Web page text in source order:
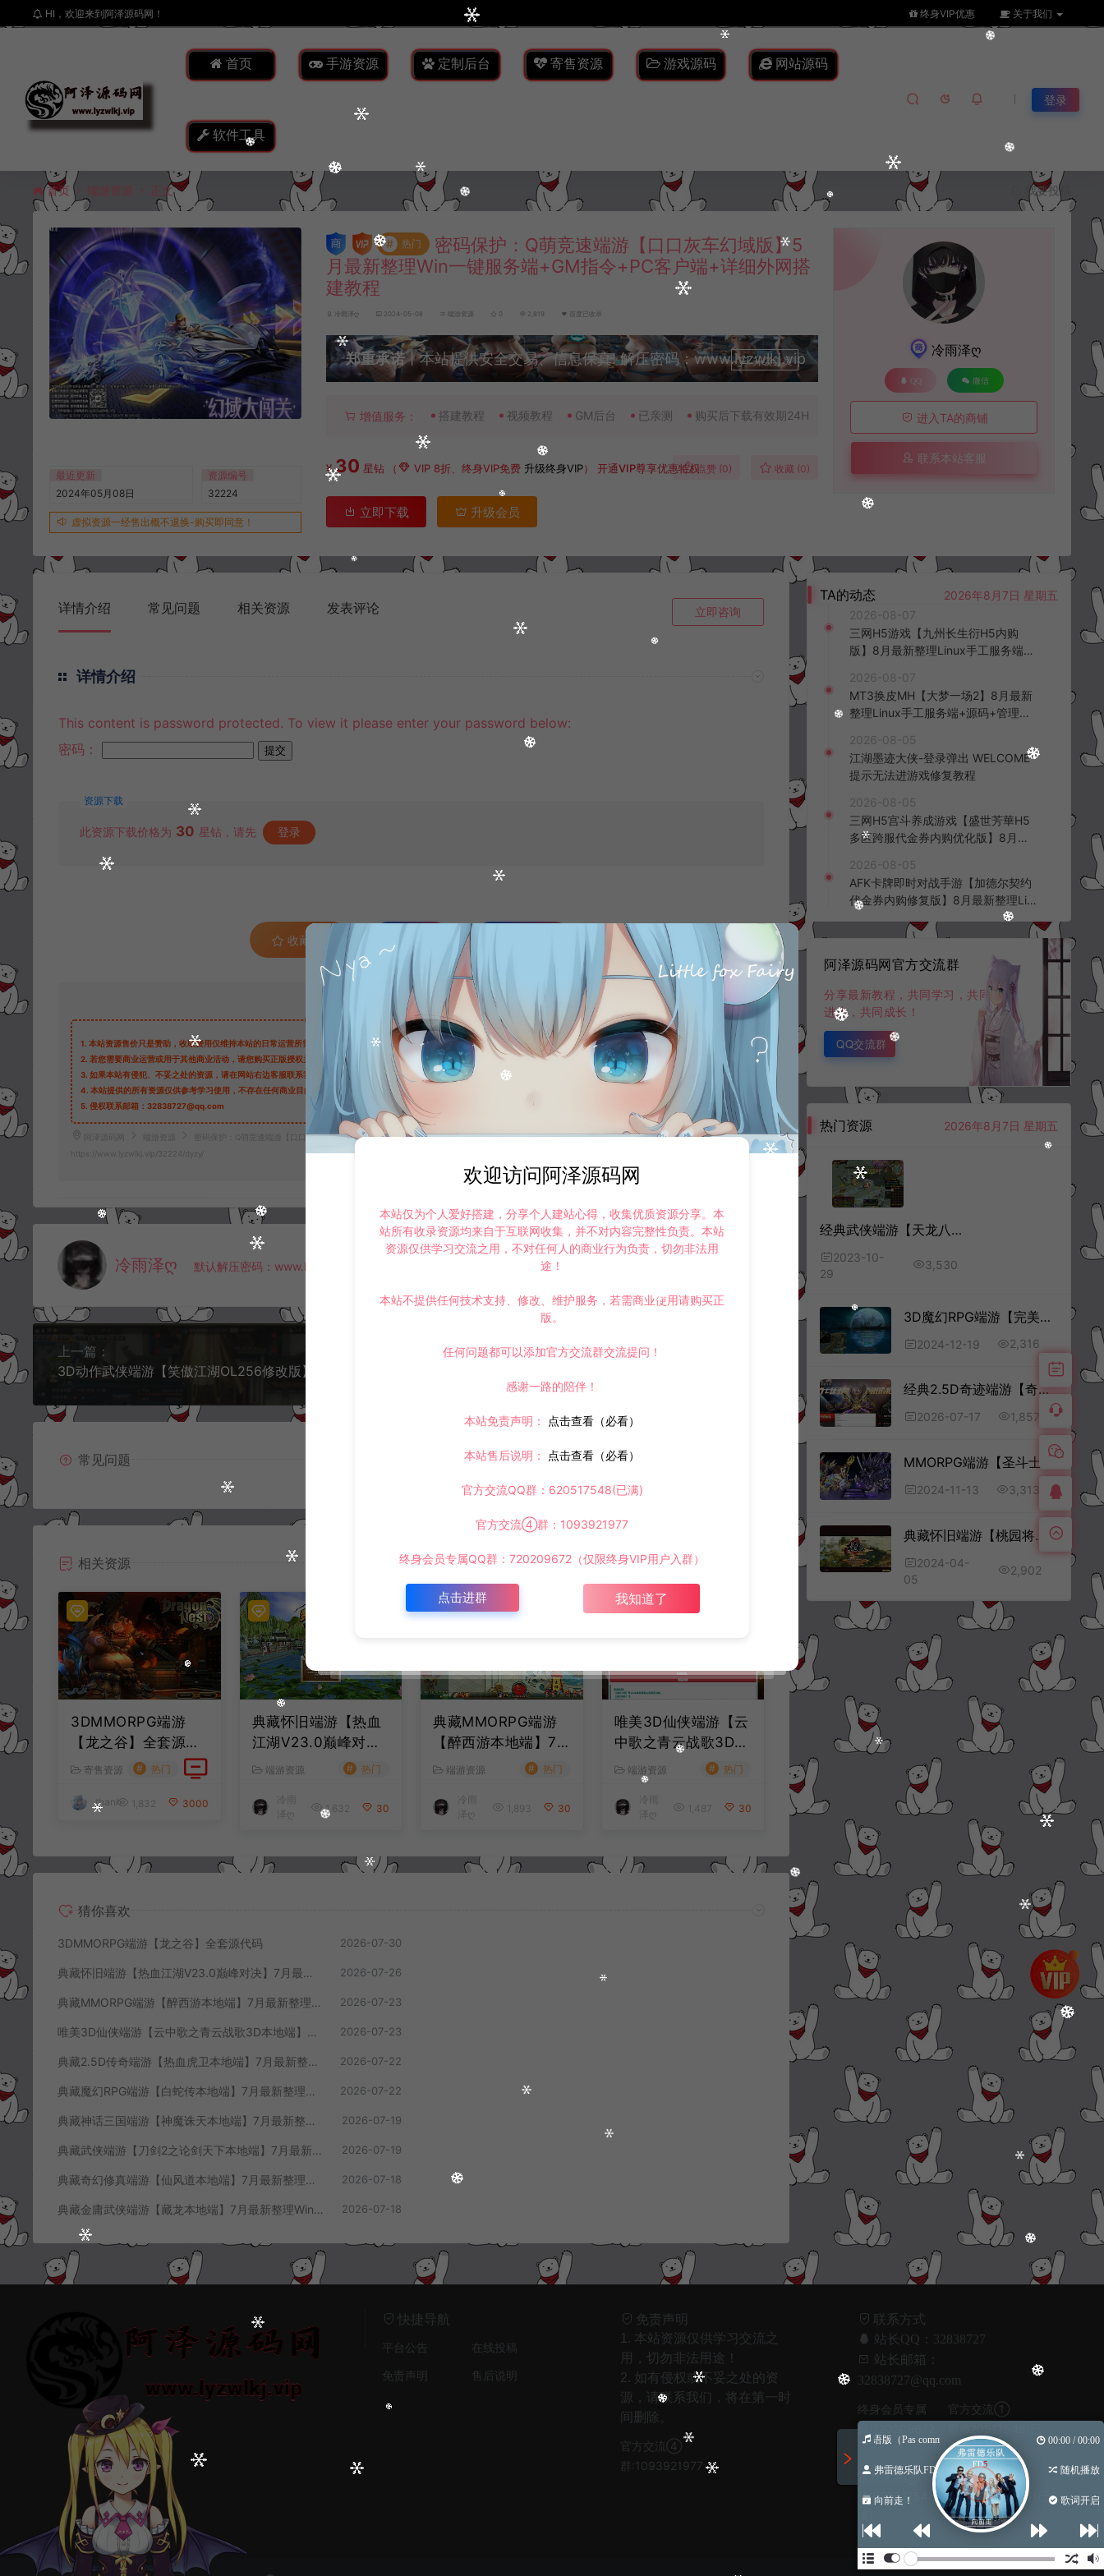
HI，欢迎来到阿泽源码网！ 终身VIP优惠 关于我们
首页 手游资源 定制后台 寄售资源 游戏源码 网站源码
软件工具
登录
首页 端游资源 正文 我要投稿
最近更新
2024年05月08日
资源编号
32224
虚拟资源一经售出概不退换-购买即同意！
# 热门
密码保护：Q萌竞速端游【口口灰车幻域版】5
月最新整理Win一键服务端+GM指令+PC客户端+详细外网搭
建教程
冷雨泽ღ 2024-05-08 端游资源 0 2,819 百度已收录
郑重承诺丨本站提供安全交易、信息保真! 解压密码：www.lyzwlkj.vip
升级会员
增值服务： 搭建教程 视频教程 GM后台 已亲测 购买后下载有效期24H
¥ 30 星钻 （ VIP 8折、终身VIP免费 升级终身VIP）开通VIP尊享优惠特权点赞 (0) 收藏 (0)
立即下载 升级会员
冷雨泽ღ
QQ 微信
进入TA的商铺
联系本站客服
详情介绍 常见问题 相关资源 发表评论 立即咨询
详情介绍
This content is password protected. To view it please enter your password below:
密码：
资源下载
此资源下载价格为 30 星钻，请先 登录
收藏 (0)
©版权免责声明
1. 本站资源售价只是赞助，收取费用仅维持本站的日常运营所需。
2. 若您需要商业运营或用于其他商业活动，请您购买正版授权并合法使用。
3. 如果本站有侵犯、不妥之处的资源，请在网站右边客服联系我们。将会第一时间解决！
4. 本站提供的所有资源仅供参考学习使用，不存在任何商业目的与商业用途，请大家不要用于商用！
5. 侵权联系邮箱：32838727@qq.com
阿泽源码网 端游资源
密码保护：Q萌竞速端游【口口灰车幻域版】5月最新整理Win一键服务端+GM指令+PC客户端+详细外网搭建教程
https://www.lyzwlkj.vip/32224/dyzy/
冷雨泽ღ 默认解压密码：www.lyzwlkj.vip
上一篇：
下一篇：
常见问题
相关资源
3DMMORPG端游
【龙之谷】全套源代
码寄售资源 # 热门
thanh 1,832 3000
典藏怀旧端游【热血
江湖V23.0巅峰对
决】7月最新整理Win
+百宝阁+在线GM工
端游资源 # 热门
泽ღ
1,632 30
典藏MMORPG端游
【醉西游本地端】7
月最新整理Win一键
+PC客户端+详细搭
端游资源 # 热门
泽ღ
1,893 30
唯美3D仙侠端游【云
中歌之青云战歌3D本
地端】7月最新整理W
in一键服务端+GM工
具+PC客户端+详细
端游资源 # 热门
泽ღ
1,487 30
猜你喜欢
3DMMORPG端游【龙之谷】全套源代码 2026-07-30
典藏怀旧端游【热血江湖V23.0巅峰对决】7月最新整理Win一键服务端+GS源码+百宝阁+在线GM工具+PC客户端+详细搭建教程 2026-07-26
典藏MMORPG端游【醉西游本地端】7月最新整理Win一键服务端+GM授权后台+PC客户端+详细搭建教程 2026-07-23
唯美3D仙侠端游【云中歌之青云战歌3D本地端】7月最新整理Win一键服务端+GM工具+PC客户端+详细搭建教程 2026-07-23
典藏2.5D传奇端游【热血虎卫本地端】7月最新整理Win一键服务端+充值教程+PC客户端+详细搭建教程 2026-07-22
典藏魔幻RPG端游【白蛇传本地端】7月最新整理Win一键服务端+GM工具+PC客户端+详细搭建教程 2026-07-22
典藏神话三国端游【神魔诛天本地端】7月最新整理Win一键服务端+充值教程+PC客户端+详细搭建教程 2026-07-19
典藏武侠端游【刀剑2之论剑天下本地端】7月最新整理Win一键服务端+GM工具+PC客户端+详细搭建教程 2026-07-19
典藏奇幻修真端游【仙风道本地端】7月最新整理Win一键服务端+GM工具+PC客户端+详细搭建教程 2026-07-18
典藏金庸武侠端游【藏龙本地端】7月最新整理Win一键服务端+GM工具+PC客户端+详细搭建教程 2026-07-18
TA的动态
2026年8月7日 星期五
2026-08-07
三网H5游戏【九州长生衍H5内购
版】8月最新整理Linux手工服务端
客户端+详细搭建教程+视频教程
2026-08-07
MT3换皮MH【大梦一场2】8月最新
整理Linux手工服务端+源码+管理后
频教程
2026-08-05
江湖墨迹大侠-登录弹出 WELCOME
提示无法进游戏修复教程
2026-08-05
三网H5宫斗养成游戏【盛世芳華H5
多区跨服代金券内购优化版】8月最
台+全资源安卓+详细搭建教程+视频
教程
2026-08-05
AFK卡牌即时对战手游【加德尔契约
代金券内购修复版】8月最新整理Lin
ux手工服务端+前后端全套源码+CD
K授权后台+安卓苹果双端+详细搭建
阿泽源码网官方交流群
分享最新教程，共同学习，共同
进步，共同成长！
QQ交流群
热门资源 2026年8月7日 星期五
经典武侠端游【天龙八部之如梦令魔改版】10月最新整理Linux手工服务端+PC客户端+GM工具+详细搭建教程
2023-10-
29
3,530
3D魔幻RPG端游【完美国际153V145秘海灵城12职业】12月最新整理Linux手工服务端+管理后台+网页注册+GM指令+GM工具+PC客户端+详细搭建教程
2024-12-19 2,316
经典2.5D奇迹端游【奇迹大天使之剑本地端】7月最新整理Win一键服务端+GM后台+PC客户端+详细搭建教程
2026-07-17 1,857
2024-11-13 3,313
典藏怀旧端游【桃园将星录OL】4月最新整理Win半手工服务端+网页注册+GM授权后台+PC客户端+详细搭建教程
2024-04-
05
2,902
快捷导航
平台公告
在线投稿
免责声明
售后说明
免责声明
1. 本站资源仅供学习交流之
用，切勿非法用途！
2. 如有侵权或不妥之处的资
源，请联系我们，将在第一时
间删除。
官方交流④
群:1093921977
联系方式
站长QQ：32838727
站长邮箱：
32838727@qq.com
终身会员专属
群:720209672
官方交流①
满)
官方交流②
群:620517548(已
官方交流③
群:1045932367(已
满)
欢迎访问阿泽源码网
本站仅为个人爱好搭建，分享个人建站心得，收集优质资源分享。本
站所有收录资源均来自于互联网收集，并不对内容完整性负责。本站
资源仅供学习交流之用，不对任何人的商业行为负责，切勿非法用
途！
本站不提供任何技术支持、修改、维护服务，若需商业使用请购买正
版。
任何问题都可以添加官方交流群交流提问！
感谢一路的陪伴！
本站免责声明： 点击查看（必看）
本站售后说明： 点击查看（必看）
官方交流QQ群：620517548(已满)
官方交流④群：1093921977
终身会员专属QQ群：720209672（仅限终身VIP用户入群）
点击进群 我知道了
蓝莲花法语版（Pas commce ca）（Cover 许巍） 00:00 / 00:00
弗雷德乐队FD... 随机播放
向前走！ 歌词开启
只剩晚风入我怀（回忆版） - 娱乐王牌先锋
爱是虚伪命题 - 音乐马车
安和桥(女生版) - 白允y